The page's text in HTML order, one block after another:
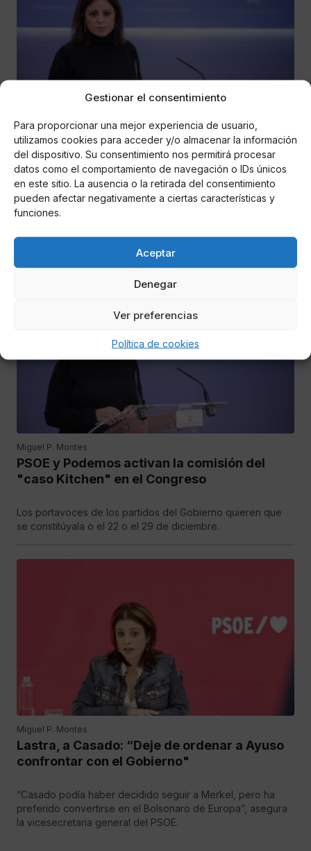
Gestionar el consentimiento
Para proporcionar una mejor experiencia de usuario,
utilizamos cookies para acceder y/o almacenar la información
del dispositivo. Su consentimiento nos permitirá procesar
datos como el comportamiento de navegación o IDs únicos
en este sitio. La ausencia o la retirada del consentimiento
pueden afectar negativamente a ciertas características y
funciones.
Aceptar
Denegar
Ver preferencias
Política de cookies
Miguel P. Montes
El PSOE pide que Casado "dé la cara" tras la
imputación de Cospedal
La vicesecretaria general del PSOE asegura que
“la corrupción es el pasado y el presente del PP”, con
Miguel P. Montes
PSOE y Podemos activan la comisión del
"caso Kitchen" en el Congreso
Los portavoces de los partidos del Gobierno quieren que
se constitúyala o el 22 o el 29 de diciembre.
Miguel P. Montes
Lastra, a Casado: “Deje de ordenar a Ayuso
confrontar con el Gobierno"
“Casado podía haber decidido seguir a Merkel, pero ha
preferido convertirse en el Bolsonaro de Europa”, asegura
la vicesecretaria general del PSOE.